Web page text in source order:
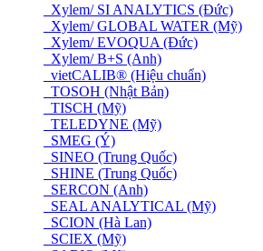
Xylem/ SI ANALYTICS (Đức)
Xylem/ GLOBAL WATER (Mỹ)
Xylem/ EVOQUA (Đức)
Xylem/ B+S (Anh)
vietCALIB® (Hiệu chuẩn)
TOSOH (Nhật Bản)
TISCH (Mỹ)
TELEDYNE (Mỹ)
SMEG (Ý)
SINEO (Trung Quốc)
SHINE (Trung Quốc)
SERCON (Anh)
SEAL ANALYTICAL (Mỹ)
SCION (Hà Lan)
SCIEX (Mỹ)